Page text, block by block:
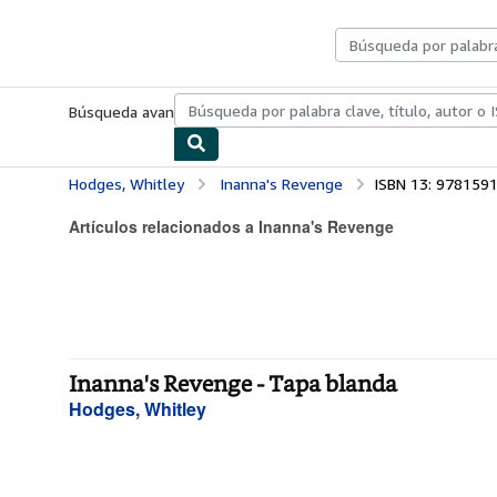
Búsqueda avanzadaColecciones Libros antiguosArte y
Hodges, Whitley Inanna's Revenge ISBN 13:
Artículos relacionados a Inanna's Revenge
Inanna's Revenge - Tapa blanda
Hodges, Whitley